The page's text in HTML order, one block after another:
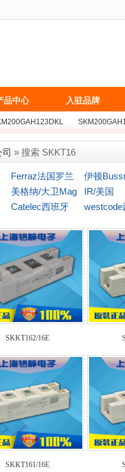
品中心 入驻品牌
» 搜索 SKKT16
Ferraz法国罗兰
伊顿
(博仕曼)
美格纳/大卫Mag
naChip
IR/美国
Catelec西班牙 westcode
SKKT162/16E
SKKT161/16E